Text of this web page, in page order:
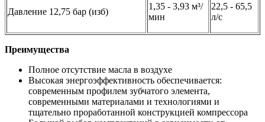
Давление 12,75 бар (изб)
1,35 - 3,93 м³/
мин
22,5 - 65,5
л/с
Преимущества
Полное отсутствие масла в воздухе
Высокая энергоэффективность обеспечивается:
современным профилем зубчатого элемента,
современными материалами и технологиями и
тщательно проработанной конструкцией компрессора